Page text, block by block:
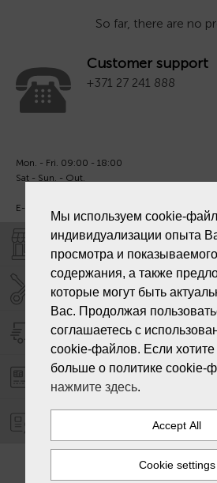
So far, there are no
Customer support
+371 27 241 888
Mon. - Fri. 09:00 - 18:00
Sat - Sun. - Out.
E-mail:
SHOPS "LAIKS"
SERVICE CENTER
DELIVERY
PAYMENT ORDER
TERMS
Мы используем cookie-
индивидуализации опыта
просмотра и
содержания, а также
которые могут быть
Вас. Продолжая
соглашаетесь с
cookie-файлов. Если хотите
больше о политике cookie-
нажмите здесь.